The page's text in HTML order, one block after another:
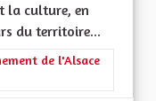
la culture, en
du territoire...
Culture, l'Education et
de l'Alsace